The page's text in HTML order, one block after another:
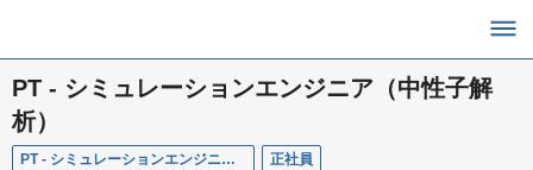
PT - シミュレーションエンジニア（中性子解
析）
PT - シミュレーションエンジニア（中性子解析） 正社員